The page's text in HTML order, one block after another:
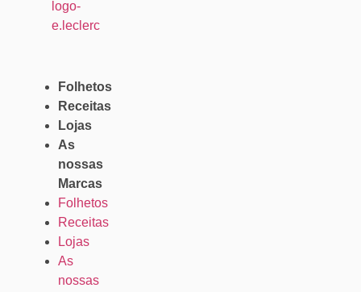
Folhetos
Receitas
Lojas
As
nossas
Marcas
Folhetos
Receitas
Lojas
As
nossas